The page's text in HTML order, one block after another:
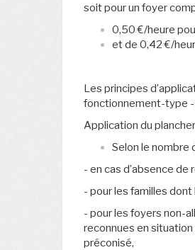
soit pour un foyer
0,50 €/heure
et de 0,42 €/
Les principes
fonctionnement-type
Application du
Selon le nombre
- en cas d’absence de
- pour les familles
- pour les foyers non-
reconnues en
préconisé,